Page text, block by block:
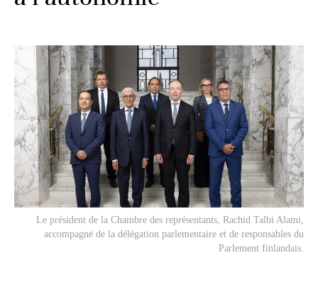
Le président de la Chambre des représentants, Rachid Talbi Alami,
accompagné de la délégation parlementaire et de responsables du
Parlement finlandais.